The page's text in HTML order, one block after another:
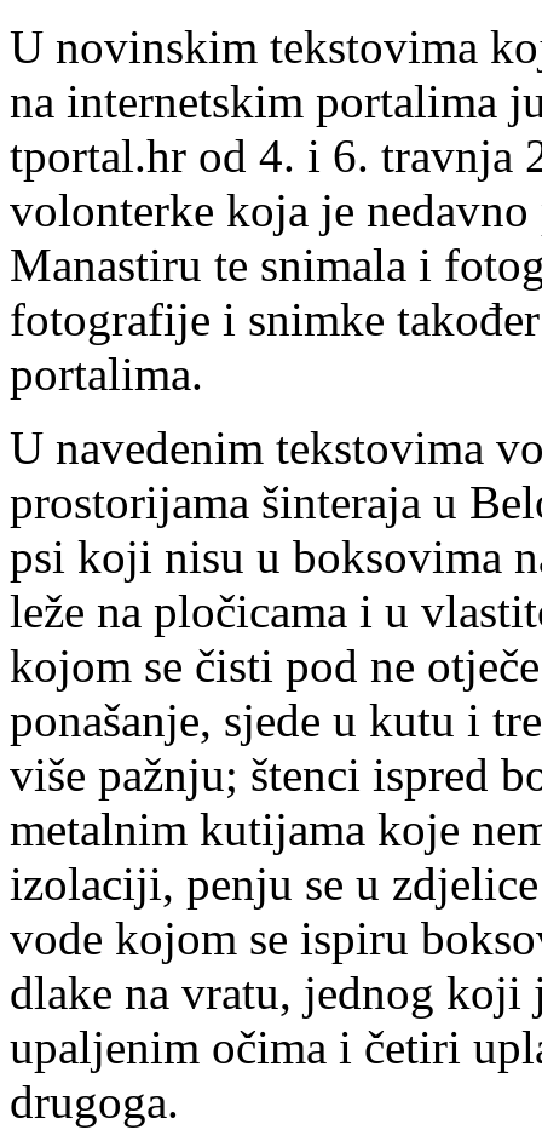
U novinskim tekstovima
na internetskim portalima
tportal.hr od 4. i 6. travnja
volonterke koja je
Manastiru te snimala i
fotografije i snimke
portalima.
U navedenim tekstovima
prostorijama šinteraja u
psi koji nisu u boksovima
leže na pločicama i u
kojom se čisti pod ne
ponašanje, sjede u kutu i
više pažnju; štenci ispred
metalnim kutijama koje
izolaciji, penju se u
vode kojom se ispiru
dlake na vratu, jednog koji
upaljenim očima i četiri
drugoga.